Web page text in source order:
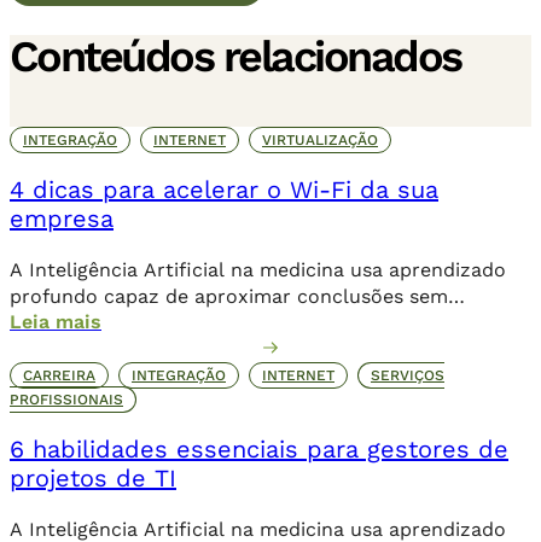
Conteúdos relacionados
INTEGRAÇÃO INTERNET VIRTUALIZAÇÃO
4 dicas para acelerar o Wi-Fi da sua
empresa
A Inteligência Artificial na medicina usa aprendizado
profundo capaz de aproximar conclusões sem
necessariamente a contribuição humana de forma
Leia mais
CARREIRA INTEGRAÇÃO INTERNET
SERVIÇOS
PROFISSIONAIS
6 habilidades essenciais para gestores de
projetos de TI
A Inteligência Artificial na medicina usa aprendizado